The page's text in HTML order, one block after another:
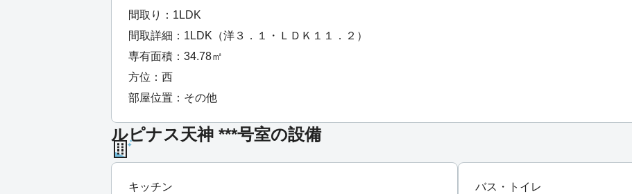
間取り：1LDK
間取詳細：1LDK（洋３．１・ＬＤＫ１１．２）
専有面積：34.78㎡
方位：西
部屋位置：その他
ルピナス天神 ***号室の設備
キッチン
バス・トイレ